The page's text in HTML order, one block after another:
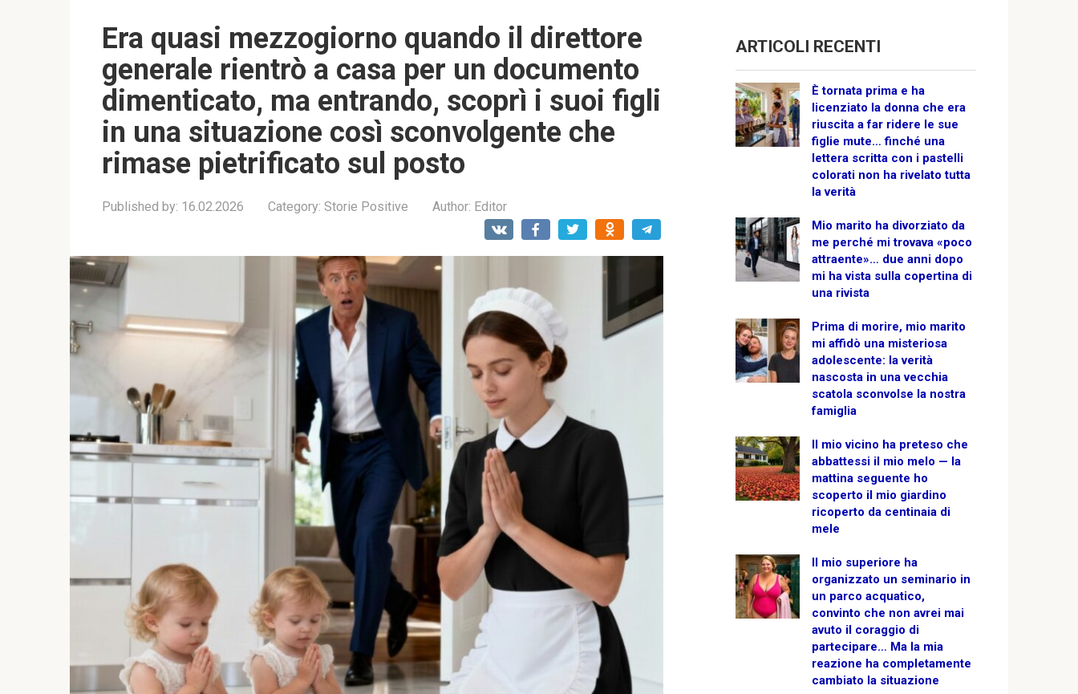
Era quasi mezzogiorno quando il direttore
generale rientrò a casa per un documento
dimenticato, ma entrando, scoprì i suoi figli
in una situazione così sconvolgente che
rimase pietrificato sul posto
Published by: 16.02.2026 Category: Storie Positive Author: Editor
ARTICOLI RECENTI
È tornata prima e ha
licenziato la donna che era
riuscita a far ridere le sue
figlie mute… finché una
lettera scritta con i pastelli
colorati non ha rivelato tutta
la verità
Mio marito ha divorziato da
me perché mi trovava «poco
attraente»… due anni dopo
mi ha vista sulla copertina di
una rivista
Prima di morire, mio marito
mi affidò una misteriosa
adolescente: la verità
nascosta in una vecchia
scatola sconvolse la nostra
famiglia
Il mio vicino ha preteso che
abbattessi il mio melo — la
mattina seguente ho
scoperto il mio giardino
ricoperto da centinaia di
mele
Il mio superiore ha
organizzato un seminario in
un parco acquatico,
convinto che non avrei mai
avuto il coraggio di
partecipare… Ma la mia
reazione ha completamente
cambiato la situazione